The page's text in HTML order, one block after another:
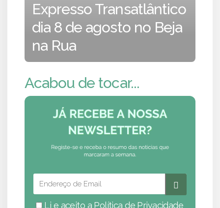
Expresso Transatlântico
dia 8 de agosto no Beja
na Rua
Acabou de tocar...
Li e aceito a Política de Privacidade